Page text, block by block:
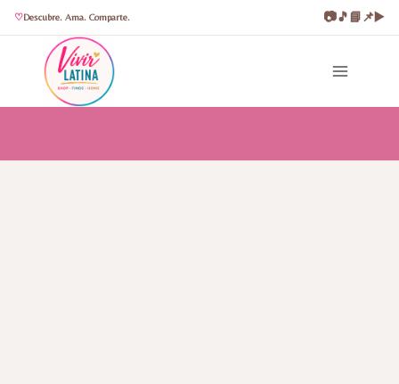
Descubre. Ama. Comparte. 📷🎵📘📌▶️
contenido